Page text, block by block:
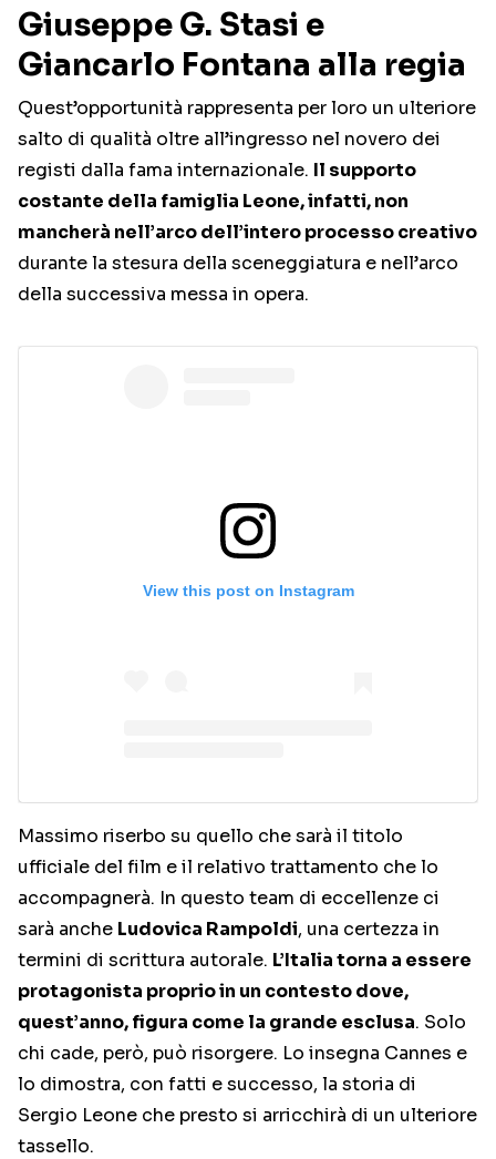
Giuseppe G. Stasi e
Giancarlo Fontana alla regia
Quest’opportunità rappresenta per loro un ulteriore
salto di qualità oltre all’ingresso nel novero dei
registi dalla fama internazionale. Il supporto
costante della famiglia Leone, infatti, non
mancherà nell’arco dell’intero processo creativo
durante la stesura della sceneggiatura e nell’arco
della successiva messa in opera.
View this post on Instagram
Massimo riserbo su quello che sarà il titolo
ufficiale del film e il relativo trattamento che lo
accompagnerà. In questo team di eccellenze ci
sarà anche Ludovica Rampoldi, una certezza in
termini di scrittura autorale. L’Italia torna a essere
protagonista proprio in un contesto dove,
quest’anno, figura come la grande esclusa. Solo
chi cade, però, può risorgere. Lo insegna Cannes e
lo dimostra, con fatti e successo, la storia di
Sergio Leone che presto si arricchirà di un ulteriore
tassello.